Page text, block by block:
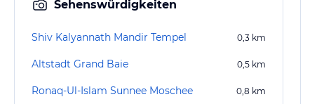
Sehenswürdigkeiten
Shiv Kalyannath Mandir Tempel 0,3 km
Altstadt Grand Baie 0,5 km
Ronaq-Ul-Islam Sunnee Moschee 0,8 km